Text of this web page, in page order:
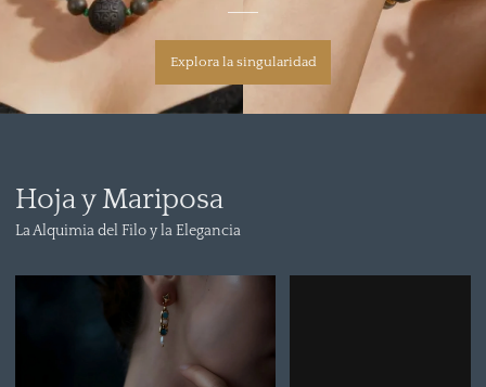
Explora la singularidad
Hoja y Mariposa
La Alquimia del Filo y la Elegancia